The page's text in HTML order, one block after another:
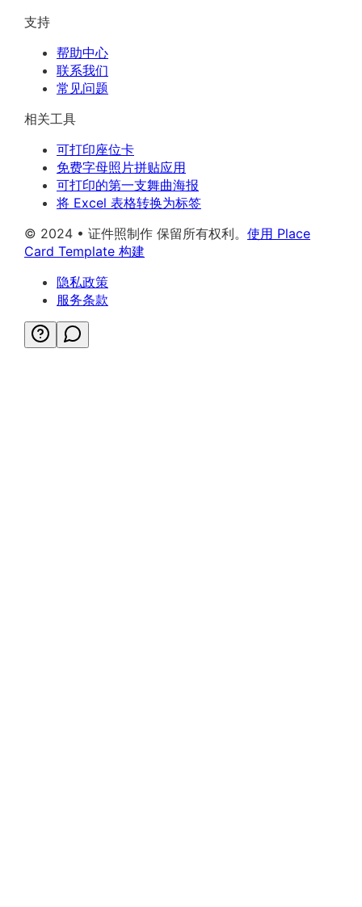
支持
帮助中心
联系我们
常见问题
相关工具
可打印座位卡
免费字母照片拼贴应用
可打印的第一支舞曲海报
将 Excel 表格转换为标签
© 2024 • 证件照制作 保留所有权利。 使用 Place
Card Template 构建
隐私政策
服务条款